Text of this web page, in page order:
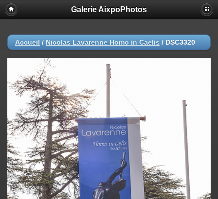
Galerie AixpoPhotos
Accueil / Nicolas Lavarenne Homo in Caelis / DSC3320